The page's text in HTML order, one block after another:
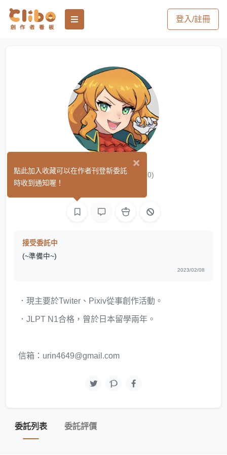
登入/註冊
烏林 / URIN (0)
接受委託中
(~準備中~)
2023/02/08
．現主要於Twiter、Pixiv從事創作活動。
．JLPT N1合格，曾於日本留學兩年。
信箱：urin4649@gmail.com
委託列表 委託評價
×
點此加入收藏可以在作者刊登新委託
時收到通知喔！